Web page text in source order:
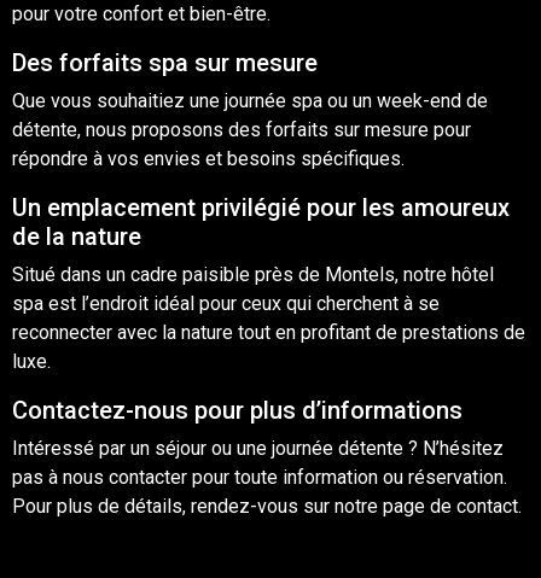
pour votre confort et bien-être.
Des forfaits spa sur mesure
Que vous souhaitiez une journée spa ou un week-end de
détente, nous proposons des forfaits sur mesure pour
répondre à vos envies et besoins spécifiques.
Un emplacement privilégié pour les amoureux
de la nature
Situé dans un cadre paisible près de Montels, notre hôtel
spa est l’endroit idéal pour ceux qui cherchent à se
reconnecter avec la nature tout en profitant de prestations de
luxe.
Contactez-nous pour plus d’informations
Intéressé par un séjour ou une journée détente ? N’hésitez
pas à nous contacter pour toute information ou réservation.
Pour plus de détails, rendez-vous sur notre page de contact.